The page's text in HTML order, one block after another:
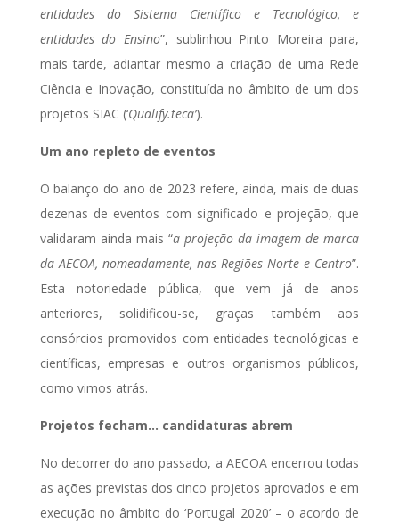
entidades do Sistema Científico e Tecnológico, e
entidades do Ensino”, sublinhou Pinto Moreira para,
mais tarde, adiantar mesmo a criação de uma Rede
Ciência e Inovação, constituída no âmbito de um dos
projetos SIAC (‘Qualify.teca’).
Um ano repleto de eventos
O balanço do ano de 2023 refere, ainda, mais de duas
dezenas de eventos com significado e projeção, que
validaram ainda mais “aprojeção da imagem de marca
da AECOA, nomeadamente, nas Regiões Norte e Centro”.
Esta notoriedade pública, que vem já de anos
anteriores, solidificou-se, graças também aos
consórcios promovidos com entidades tecnológicas e
científicas, empresas e outros organismos públicos,
como vimos atrás.
Projetos fecham… candidaturas abrem
No decorrer do ano passado, a AECOA encerrou todas
as ações previstas dos cinco projetos aprovados e em
execução no âmbito do ‘Portugal 2020’ – o acordo de